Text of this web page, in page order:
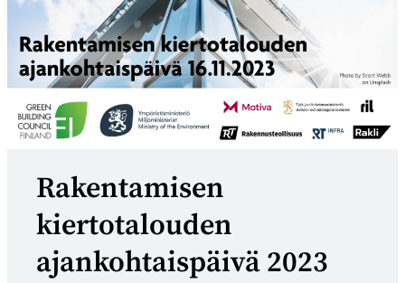
Rakentamisen
kiertotalouden
ajankohtaispäivä 2023